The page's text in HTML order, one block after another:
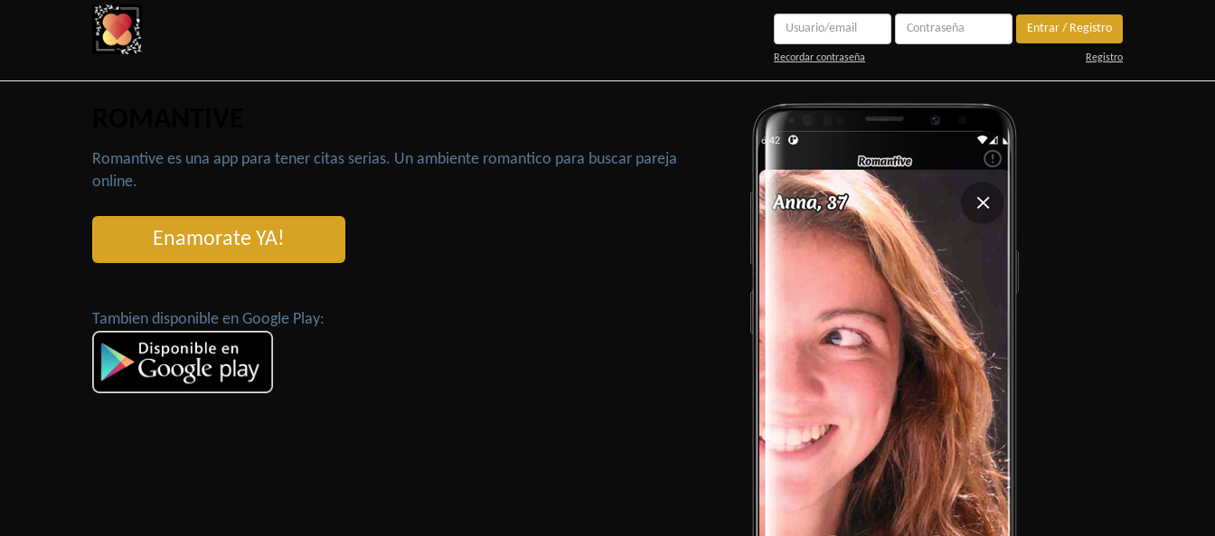
Entrar / Registro
Recordar contraseña Registro
Romantive es una app para tener citas serias. Un ambiente romantico para buscar pareja
online.
Enamorate YA!
Tambien disponible en Google Play: